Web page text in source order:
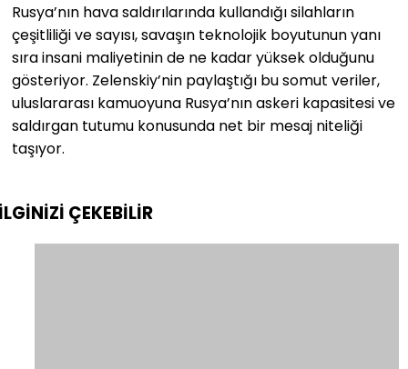
Rusya’nın hava saldırılarında kullandığı silahların
çeşitliliği ve sayısı, savaşın teknolojik boyutunun yanı
sıra insani maliyetinin de ne kadar yüksek olduğunu
gösteriyor. Zelenskiy’nin paylaştığı bu somut veriler,
uluslararası kamuoyuna Rusya’nın askeri kapasitesi ve
saldırgan tutumu konusunda net bir mesaj niteliği
taşıyor.
ÇEKEBİLİR